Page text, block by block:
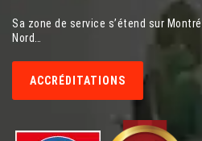
Sa zone de service s’étend sur
Nord…
ACCRÉDITATIONS